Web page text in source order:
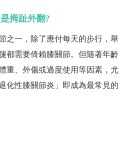
拇趾外翻?
之一，除了應付每天的步行，舉
都需要倚賴膝關節。但隨著年齡
重、外傷或過度使用等因素，尤
化性膝關節炎」即成為最常見的